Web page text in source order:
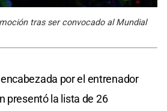
tras ser convocado al Mundial
por el entrenador
presentó la lista de 26